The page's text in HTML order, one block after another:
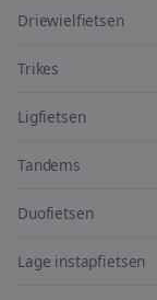
Driewielfietsen
Trikes
Ligfietsen
Tandems
Duofietsen
Lage instapfietsen